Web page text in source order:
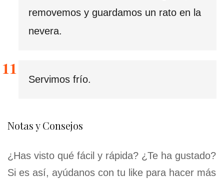
removemos y guardamos un rato en la
nevera.
Servimos frío.
Notas y Consejos
¿Has visto qué fácil y rápida? ¿Te ha gustado?
Si es así, ayúdanos con tu like para hacer más